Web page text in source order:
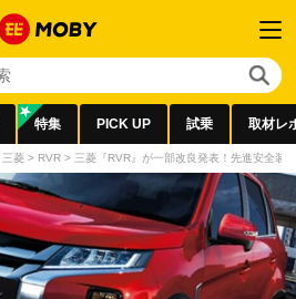
特集 PICK UP 試乗 取材レ
三菱 > RVR > 三菱『RVR』が一部改良発表！先進安全装